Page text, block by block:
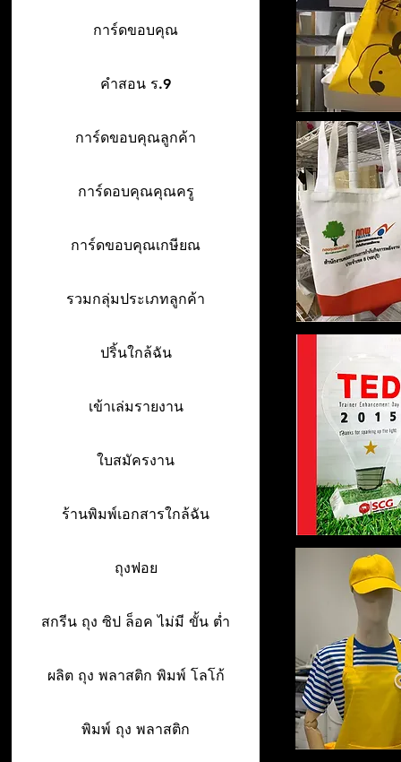
การ์ดขอบคุณ
คำสอน ร.9
การ์ดขอบคุณลูกค้า
การ์ดอบคุณคุณครู
การ์ดขอบคุณเกษียณ
รวมกลุ่มประเภทลูกค้า
ปริ้นใกล้ฉัน
เข้าเล่มรายงาน
ใบสมัครงาน
ร้านพิมพ์เอกสารใกล้ฉัน
ถุงฟอย
สกรีน ถุง ซิป ล็อค ไม่มี ขั้น ต่ำ
ผลิต ถุง พลาสติก พิมพ์ โลโก้
พิมพ์ ถุง พลาสติก